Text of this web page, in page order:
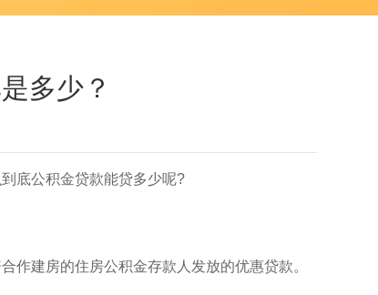
多少？
底公积金贷款能贷多少呢?
作建房的住房公积金存款人发放的优惠贷款。